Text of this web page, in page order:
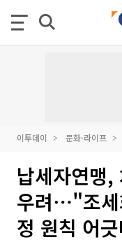
이투데이 문화·라이프
납세자연맹,
우려⋯"조세
정 원칙 어